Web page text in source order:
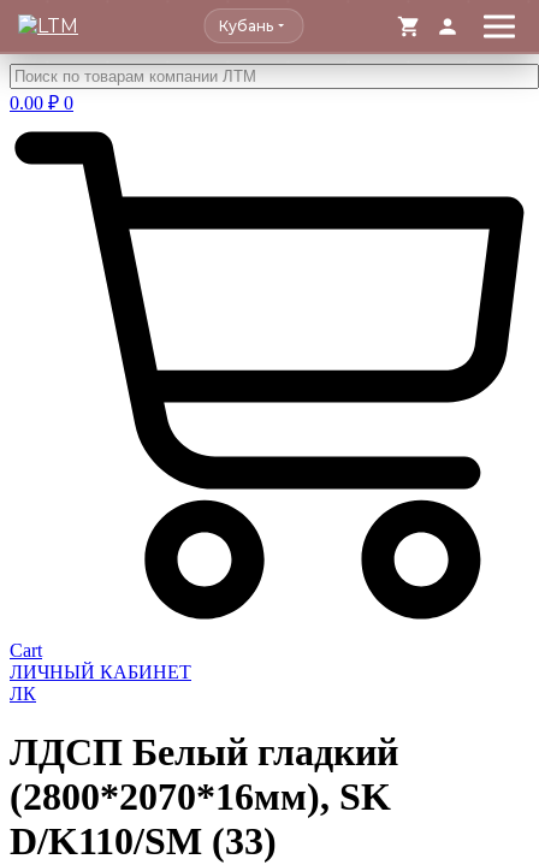
Перейти
к
содержимому
Кубань
0.00 ₽ 0
Cart
ЛИЧНЫЙ КАБИНЕТ
ЛК
ЛДСП Белый гладкий
(2800*2070*16мм), SK
D/K110/SM (33)